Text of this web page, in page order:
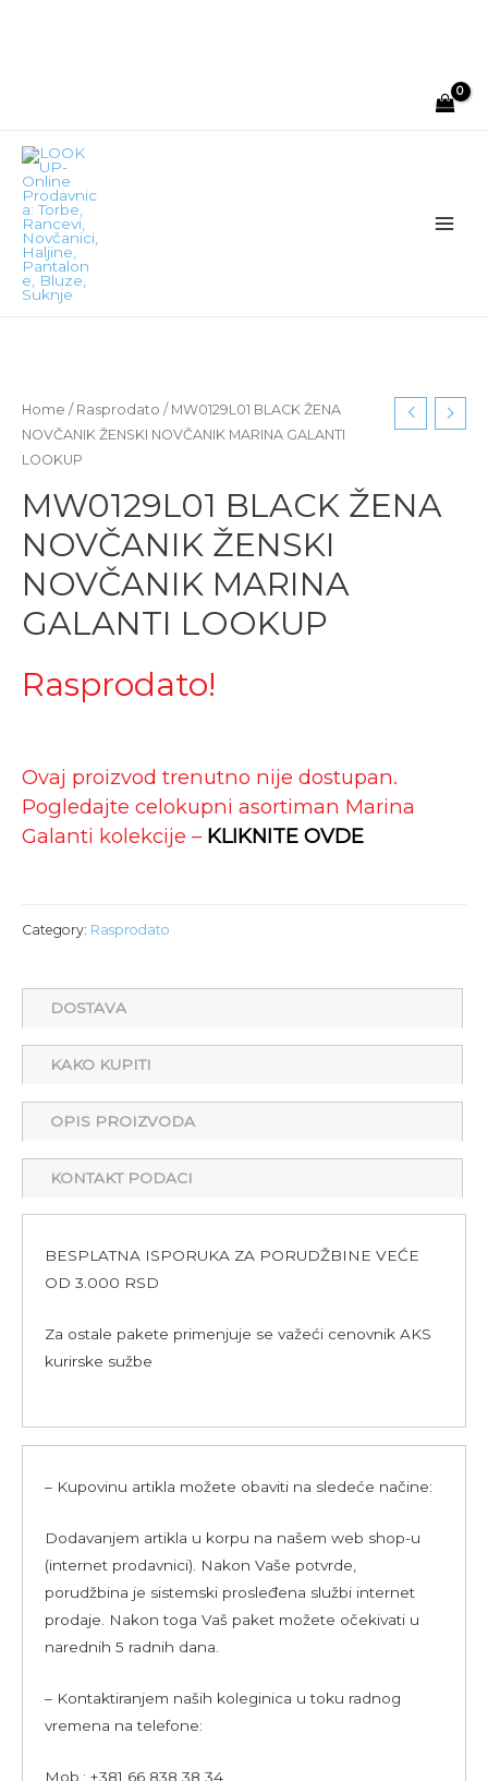
Home / Rasprodato / MW0129L01 BLACK ŽENA
NOVČANIK ŽENSKI NOVČANIK MARINA GALANTI
LOOKUP
MW0129L01 BLACK ŽENA
NOVČANIK ŽENSKI
NOVČANIK MARINA
GALANTI LOOKUP
Rasprodato!
Ovaj proizvod trenutno nije dostupan.
Pogledajte celokupni asortiman Marina
Galanti kolekcije – KLIKNITE OVDE
Category: Rasprodato
DOSTAVA
KAKO KUPITI
OPIS PROIZVODA
KONTAKT PODACI
BESPLATNA ISPORUKA ZA PORUDŽBINE VEĆE
OD 3.000 RSD
Za ostale pakete primenjuje se važeći cenovnik AKS
kurirske sužbe
– Kupovinu artikla možete obaviti na sledeće načine:
Dodavanjem artikla u korpu na našem web shop-u
(internet prodavnici). Nakon Vaše potvrde,
porudžbina je sistemski prosleđena službi internet
prodaje. Nakon toga Vaš paket možete očekivati u
narednih 5 radnih dana.
– Kontaktiranjem naših koleginica u toku radnog
vremena na telefone:
Mob.: +381 66 838 38 34